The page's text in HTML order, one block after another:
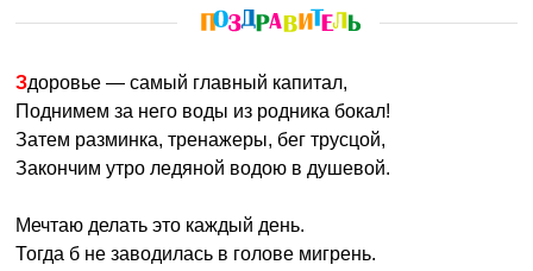
Здоровье — самый главный капитал,
Поднимем за него воды из родника бокал!
Затем разминка, тренажеры, бег трусцой,
Закончим утро ледяной водою в душевой.
Мечтаю делать это каждый день.
Тогда б не заводилась в голове мигрень.